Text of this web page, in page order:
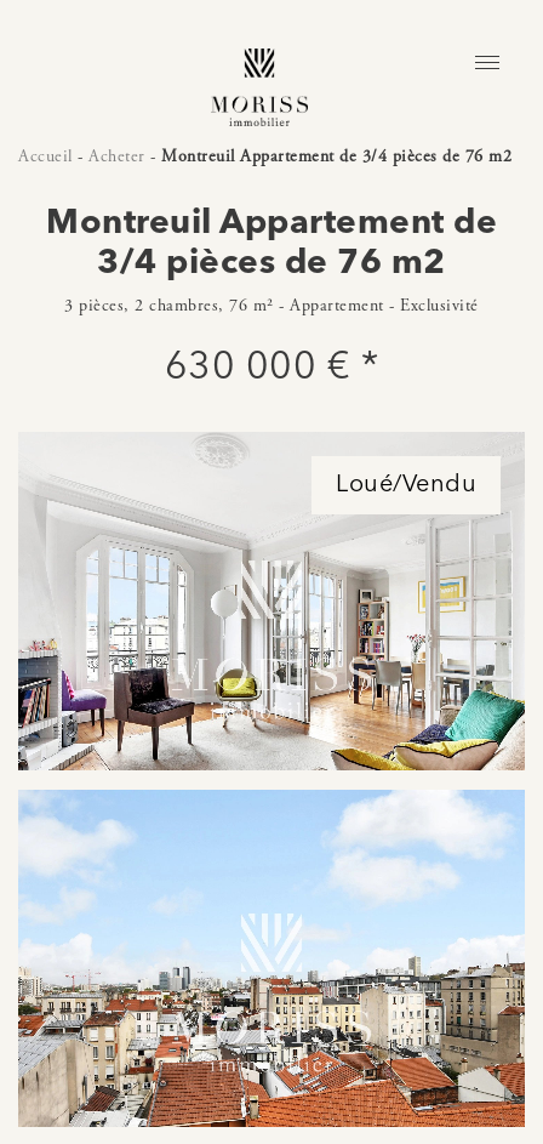
Accueil - Acheter - Montreuil Appartement de 3/4 pièces de 76 m2
Montreuil Appartement de
3/4 pièces de 76 m2
3 pièces, 2 chambres, 76 m² - Appartement - Exclusivité
630 000 € *
Loué/Vendu